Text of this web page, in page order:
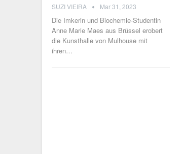
SUZI VIEIRA Mar 31, 2023
Die Imkerin und Biochemie-Studentin
Anne Marie Maes aus Brüssel erobert
die Kunsthalle von Mulhouse mit
ihren…